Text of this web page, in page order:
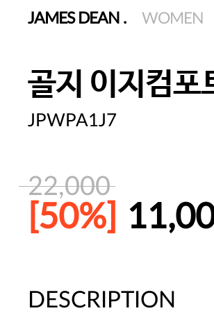
JAMES DEAN . WOMEN
골지 이지컴포
JPWPA1J7
22,000
[50%]
[썸머블프] 1만원 할인
DESCRIPTION